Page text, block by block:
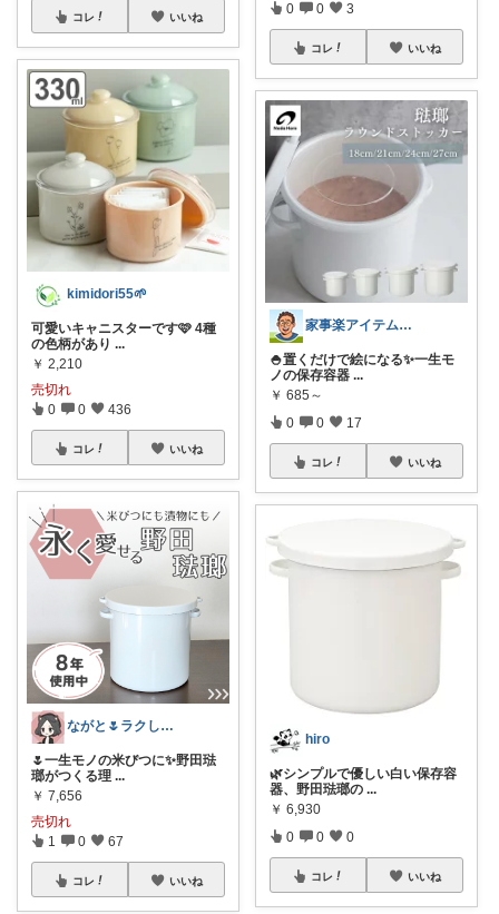
コレ いいね
kimidori55🌱
可愛いキャニスターです🩷 4種
の色柄があり ...
￥ 2,210
売切れ
0 0 436
コレ いいね
ながと🌷ラクしてときめく暮らし
🌷一生モノの米びつに✨️野田琺
瑯がつくる理 ...
￥ 7,656
売切れ
1 0 67
コレ いいね
0 0 3
コレ いいね
家事楽アイテム・お得情報大好き子育てパパ
🍚置くだけで絵になる✨一生モ
ノの保存容器 ...
￥ 685～
0 0 17
コレ いいね
hiro
🌿シンプルで優しい白い保存容
器、野田琺瑯の ...
￥ 6,930
0 0 0
コレ いいね